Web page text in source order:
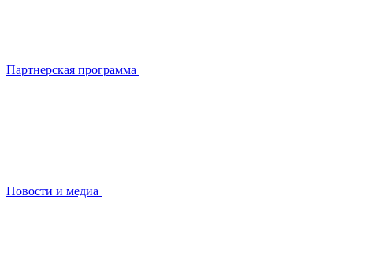
Партнерская программа
Новости и медиа